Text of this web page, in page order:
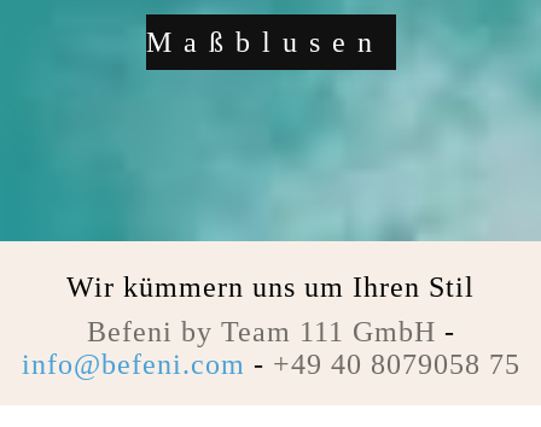
Maßblusen
Wir kümmern uns um Ihren Stil
Befeni by Team 111 GmbH -
info@befeni.com - +49 40 8079058 75